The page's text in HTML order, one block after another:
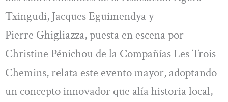
Txingudi, Jacques Eguimendya y
Pierre Ghigliazza, puesta en escena por
Christine Pénichou de la Compañías Les Trois
Chemins, relata este evento mayor, adoptando
un concepto innovador que alía historia local,